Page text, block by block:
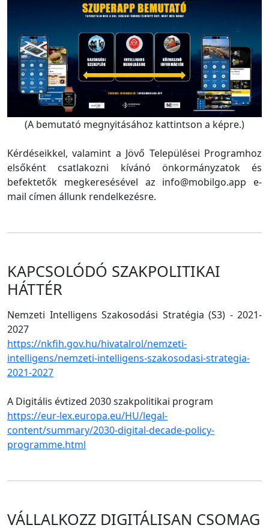
(A bemutató megnyitásához kattintson a képre.)
Kérdéseikkel, valamint a Jövő Települései Programhoz
elsőként csatlakozni kívánó önkormányzatok és
befektetők megkeresésével az info@mobilgo.app e-
mail címen állunk rendelkezésre.
KAPCSOLÓDÓ SZAKPOLITIKAI
HÁTTÉR
Nemzeti Intelligens Szakosodási Stratégia (S3) - 2021-
2027
https://nkfih.gov.hu/hivatalrol/nemzeti-
intelligens/nemzeti-intelligens-szakosodasi-strategia-
2021-2027
A Digitális évtized 2030 szakpolitikai program
https://eur-lex.europa.eu/HU/legal-
content/summary/2030-digital-decade-policy-
programme.html
VÁLLALKOZZ DIGITÁLISAN CSOMAG